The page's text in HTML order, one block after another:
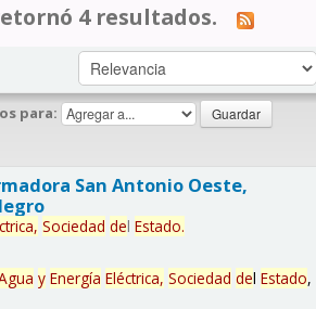
4 resultados.
para:
San Antonio Oeste,
Sociedad del Estado.
y Energía Eléctrica, Sociedad del Estado,